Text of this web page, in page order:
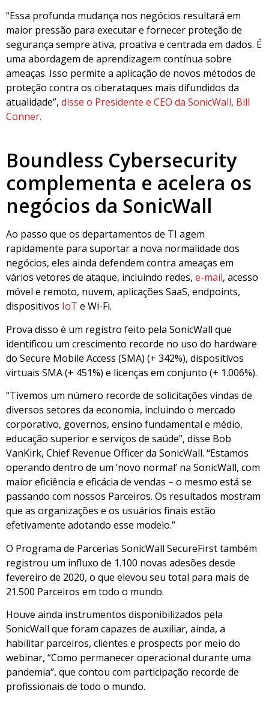
“Essa profunda mudança nos negócios resultará em
maior pressão para executar e fornecer proteção de
segurança sempre ativa, proativa e centrada em dados. É
uma abordagem de aprendizagem contínua sobre
ameaças. Isso permite a aplicação de novos métodos de
proteção contra os ciberataques mais difundidos da
atualidade”, disse o Presidente e CEO da SonicWall, Bill
Conner.
Boundless Cybersecurity
complementa e acelera os
negócios da SonicWall
Ao passo que os departamentos de TI agem
rapidamente para suportar a nova normalidade dos
negócios, eles ainda defendem contra ameaças em
vários vetores de ataque, incluindo redes, e-mail, acesso
móvel e remoto, nuvem, aplicações SaaS, endpoints,
dispositivos IoT e Wi-Fi.
Prova disso é um registro feito pela SonicWall que
identificou um crescimento recorde no uso do hardware
do Secure Mobile Access (SMA) (+ 342%), dispositivos
virtuais SMA (+ 451%) e licenças em conjunto (+ 1.006%).
“Tivemos um número recorde de solicitações vindas de
diversos setores da economia, incluindo o mercado
corporativo, governos, ensino fundamental e médio,
educação superior e serviços de saúde”, disse Bob
VanKirk, Chief Revenue Officer da SonicWall. “Estamos
operando dentro de um ‘novo normal’ na SonicWall, com
maior eficiência e eficácia de vendas – o mesmo está se
passando com nossos Parceiros. Os resultados mostram
que as organizações e os usuários finais estão
efetivamente adotando esse modelo.”
O Programa de Parcerias SonicWall SecureFirst também
registrou um influxo de 1.100 novas adesões desde
fevereiro de 2020, o que elevou seu total para mais de
21.500 Parceiros em todo o mundo.
Houve ainda instrumentos disponibilizados pela
SonicWall que foram capazes de auxiliar, ainda, a
habilitar parceiros, clientes e prospects por meio do
webinar, “Como permanecer operacional durante uma
pandemia“, que contou com participação recorde de
profissionais de todo o mundo.